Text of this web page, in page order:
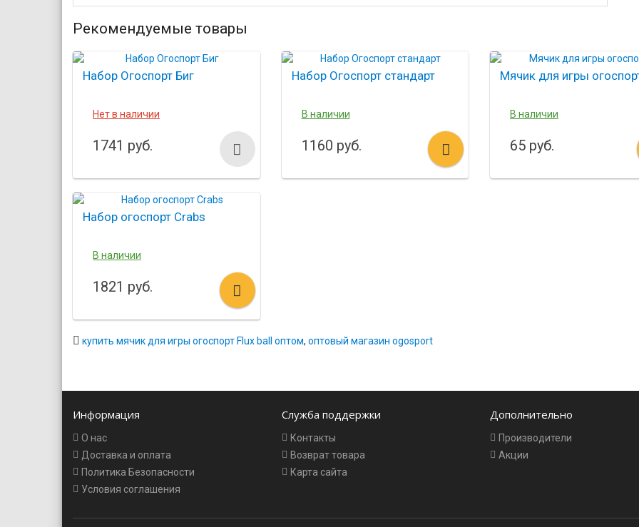
Рекомендуемые товары
Набор Огоспорт Биг
Нет в наличии
1741 руб.
Набор Огоспорт стандарт
В наличии
1160 руб.
Мячик для игры
В наличии
65 руб.
Набор огоспорт Crabs
В наличии
1821 руб.
купить мячик для игры огоспорт Flux ball оптом, оптовый магазин ogosport
Информация
О нас
Доставка и оплата
Политика Безопасности
Условия соглашения
Служба поддержки
Контакты
Возврат товара
Карта сайта
Дополнительно
Производители
Акции